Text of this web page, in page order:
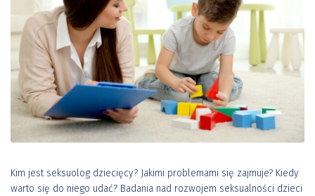
Kim jest seksuolog dziecięcy? Jakimi problemami się zajmuje? Kiedy
warto się do niego udać? Badania nad rozwojem seksualności dzieci